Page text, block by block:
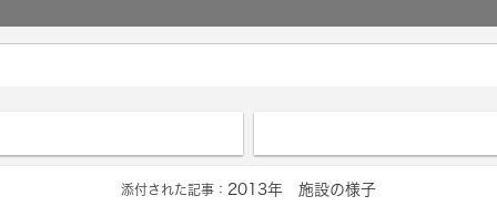
添付された記事： 2013年 施設の様子